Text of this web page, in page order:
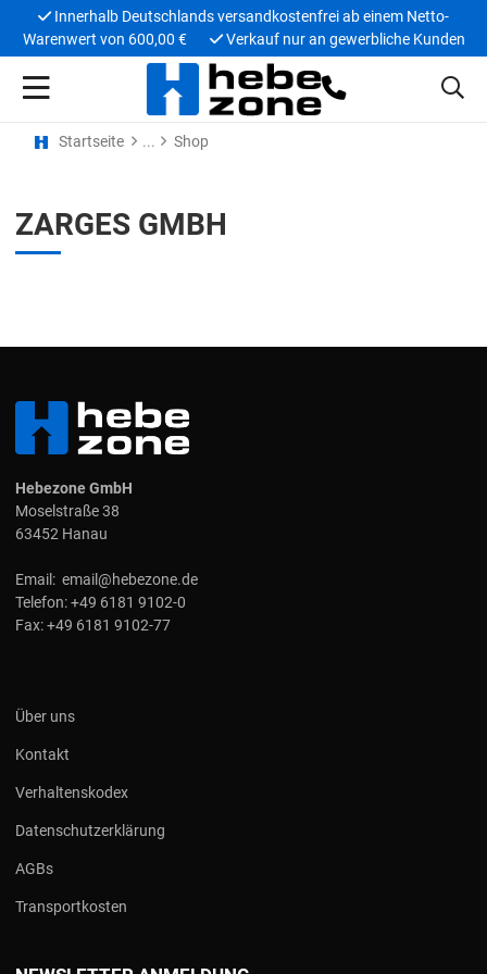
Innerhalb Deutschlands versandkostenfrei ab einem Netto-
Warenwert von 600,00 €
Verkauf nur an gewerbliche Kunden
Startseite Shop
ZARGES GMBH
Hebezone GmbH
Moselstraße 38
63452 Hanau
Email: email@hebezone.de
Telefon:+49 6181 9102-0
Fax:+49 6181 9102-77
Über uns
Kontakt
Verhaltenskodex
Datenschutzerklärung
AGBs
Transportkosten